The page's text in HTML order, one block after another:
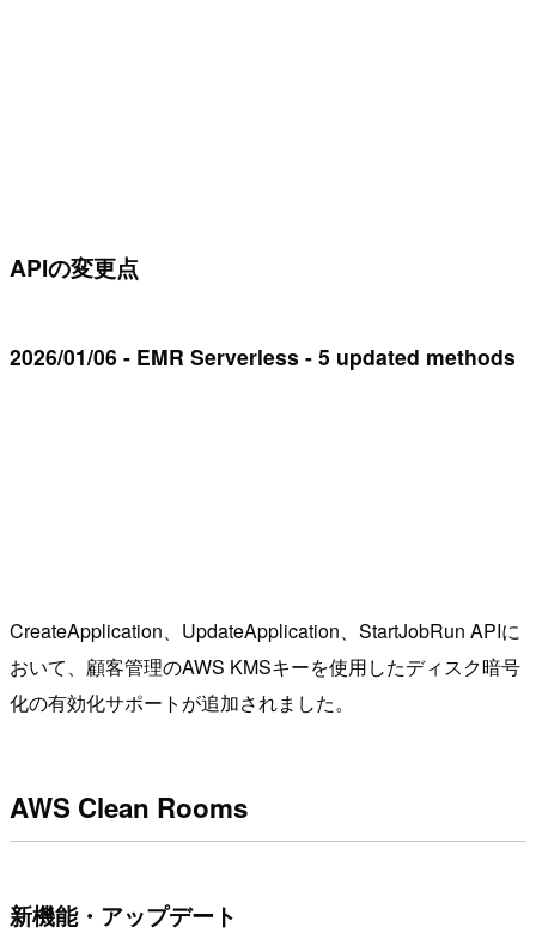
APIの変更点
2026/01/06 - EMR Serverless - 5 updated methods
CreateApplication、UpdateApplication、StartJobRun APIに
おいて、顧客管理のAWS KMSキーを使用したディスク暗号
化の有効化サポートが追加されました。
AWS Clean Rooms
新機能・アップデート